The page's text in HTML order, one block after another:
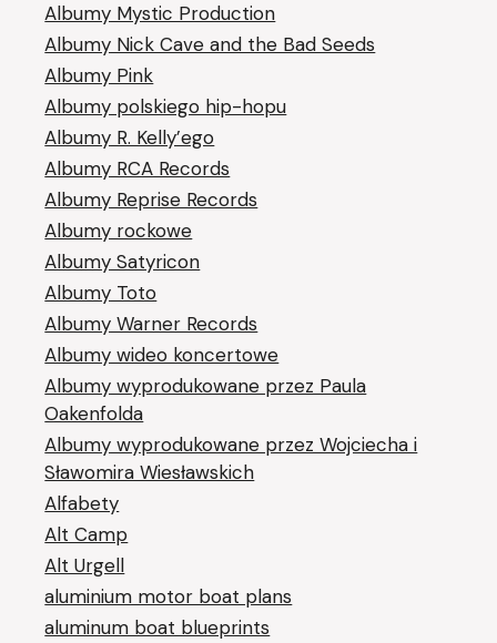
Albumy Mystic Production
Albumy Nick Cave and the Bad Seeds
Albumy Pink
Albumy polskiego hip-hopu
Albumy R. Kelly’ego
Albumy RCA Records
Albumy Reprise Records
Albumy rockowe
Albumy Satyricon
Albumy Toto
Albumy Warner Records
Albumy wideo koncertowe
Albumy wyprodukowane przez Paula
Oakenfolda
Albumy wyprodukowane przez Wojciecha i
Sławomira Wiesławskich
Alfabety
Alt Camp
Alt Urgell
aluminium motor boat plans
aluminum boat blueprints